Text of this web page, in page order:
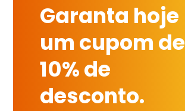
Garanta hoje
um cupom de
10% de
desconto.